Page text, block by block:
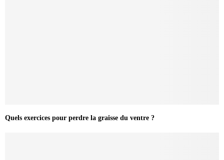
Quels exercices pour perdre la graisse du ventre ?